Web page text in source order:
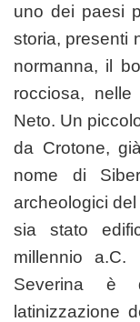
uno dei paesi
storia, presenti
normanna, il
rocciosa,
Neto. Un
da Crotone,
nome di
archeologici
sia stato
millennio
Severina è
latinizzazione